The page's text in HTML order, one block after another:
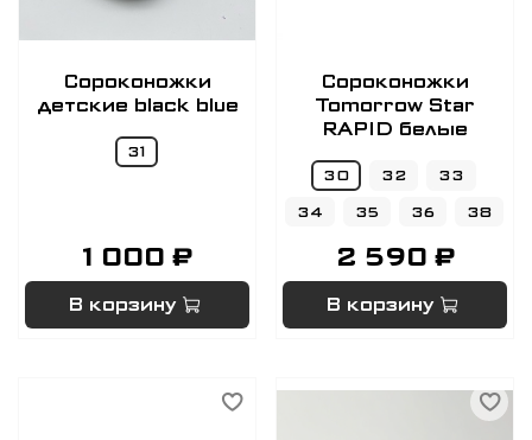
Сороконожки
детские black blue
31
1 000 ₽
В корзину
Сороконожки
Tomorrow Star
RAPID белые
30 32
33
34
35 36 38
2 590 ₽
В корзину